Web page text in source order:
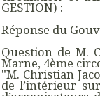
GESTION) :
Réponse du
Question de M.
Marne, 4ème
"M. Christian
de l’intérieur